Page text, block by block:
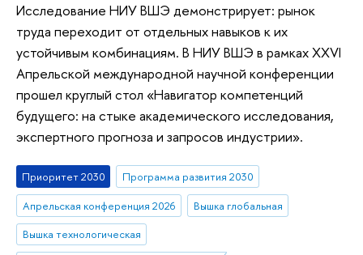
Исследование НИУ ВШЭ демонстрирует: рынок
труда переходит от отдельных навыков к их
устойчивым комбинациям. В НИУ ВШЭ в рамках XXVI
Апрельской международной научной конференции
прошел круглый стол «Навигатор компетенций
будущего: на стыке академического исследования,
экспертного прогноза и запросов индустрии».
Приоритет 2030
Программа развития 2030
Апрельская конференция 2026
Вышка глобальная
Вышка технологическая